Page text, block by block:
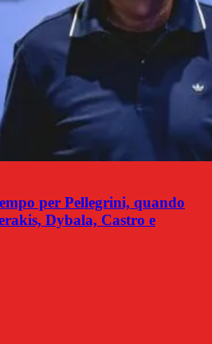
per Pellegrini, quando
Dybala, Castro e